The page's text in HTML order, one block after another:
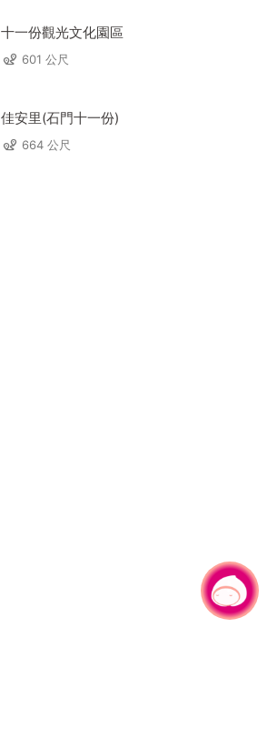
十一份觀光文化園區
601 公尺
佳安里(石門十一份)
664 公尺